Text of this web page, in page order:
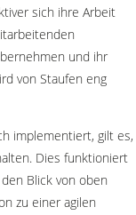
sich ihre Arbeit
und ihr
von Staufen eng
implementiert, gilt es,
Dies funktioniert
Blick von oben
zu einer agilen